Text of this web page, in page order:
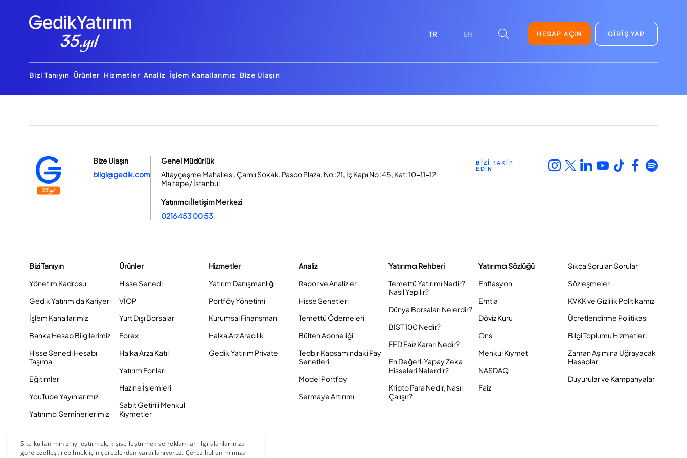
TR EN HESAP AÇIN GİRİŞ YAP
Bizi Tanıyın Ürünler Hizmetler Analiz İşlem Kanallarımız Bize Ulaşın
Bize Ulaşın
bilgi@gedik.com
Genel Müdürlük
Altayçeşme Mahallesi, Çamlı Sokak, Pasco Plaza, No :21, İç Kapı No :45, Kat: 10-11-12
Maltepe/ İstanbul
Yatırımcı İletişim Merkezi
0216 453 00 53
BİZİ TAKİP
EDİN
Bizi Tanıyın
Yönetim Kadrosu
Gedik Yatırım'da Kariyer
İşlem Kanallarımız
Banka Hesap Bilgilerimiz
Hisse Senedi Hesabı
Taşıma
Eğitimler
YouTube Yayınlarımız
Yatırımcı Seminerlerimiz
Ürünler
Hisse Senedi
VİOP
Yurt Dışı Borsalar
Forex
Halka Arza Katıl
Yatırım Fonları
Hazine İşlemleri
Sabit Getirili Menkul
Kıymetler
Tahvil ve Bono
Hizmetler
Yatırım Danışmanlığı
Portföy Yönetimi
Kurumsal Finansman
Halka Arz Aracılık
Gedik Yatırım Private
Analiz
Rapor ve Analizler
Hisse Senetleri
Temettü Ödemeleri
Bülten Aboneliği
Tedbir Kapsamındaki Pay
Senetleri
Model Portföy
Sermaye Artırımı
Yatırımcı Rehberi
Temettü Yatırımı Nedir?
Nasıl Yapılır?
Dünya Borsaları Nelerdir?
BIST 100 Nedir?
FED Faiz Kararı Nedir?
En Değerli Yapay Zeka
Hisseleri Nelerdir?
Kripto Para Nedir, Nasıl
Çalışır?
Yatırımcı Sözlüğü
Enflasyon
Emtia
Döviz Kuru
Ons
Menkul Kıymet
NASDAQ
Faiz
Sıkça Sorulan Sorular
Sözleşmeler
KVKK ve Gizlilik Politikamız
Ücretlendirme Politikası
Bilgi Toplumu Hizmetleri
Zaman Aşımına Uğrayacak
Hesaplar
Duyurular ve Kampanyalar